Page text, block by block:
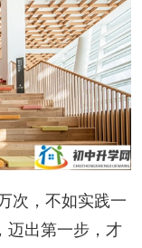
次，不如实践一
迈出第一步，才